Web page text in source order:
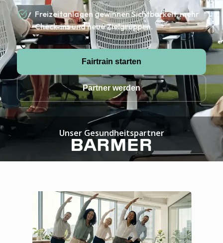
Freizeitanlagen gewinnen Sichtbarkeit, mehr
Check-ins und neue Zielgruppen.
Fairtrain starten
Partner werden
Unser Gesundheitspartner